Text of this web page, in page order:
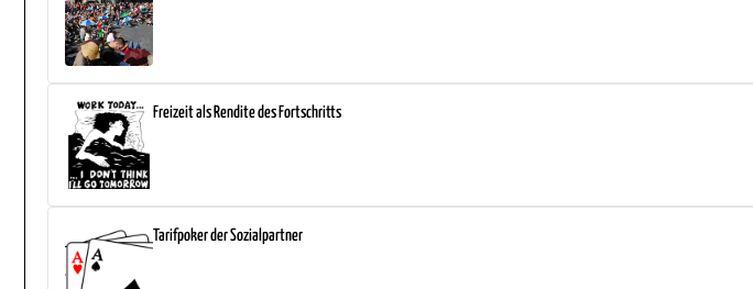
Freizeit als Rendite des Fortschritts
Tarifpoker der Sozialpartner